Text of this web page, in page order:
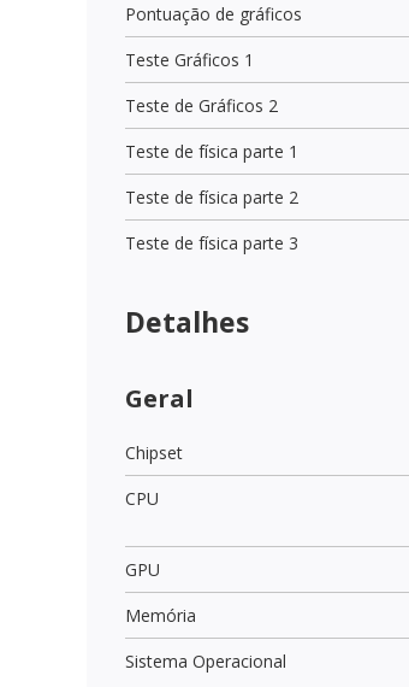
Pontuação de gráficos
Teste Gráficos 1
Teste de Gráficos 2
Teste de física parte 1
Teste de física parte 2
Teste de física parte 3
Detalhes
Geral
Chipset
CPU
GPU
Memória
Sistema Operacional